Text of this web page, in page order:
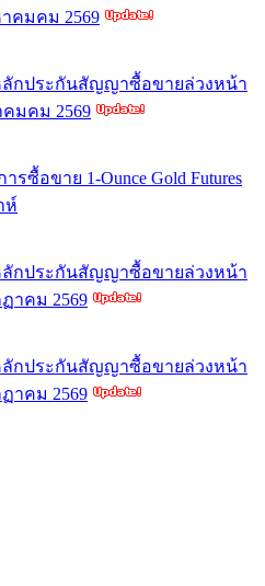
คมคม 2569
ลักประกันสัญญาซื้อขายล่วงหน้า
มคม 2569
รซื้อขาย 1-Ounce Gold Futures
ห์
ลักประกันสัญญาซื้อขายล่วงหน้า
าคม 2569
ลักประกันสัญญาซื้อขายล่วงหน้า
าคม 2569